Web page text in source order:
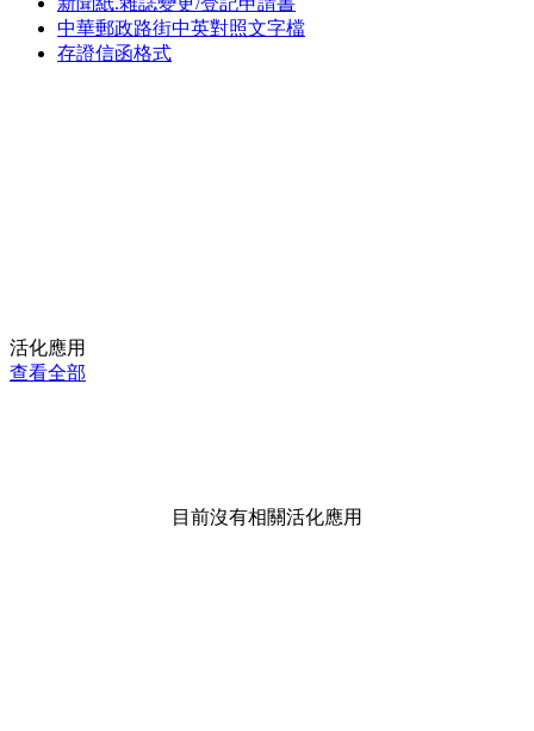
中華郵政路街中英對照文字檔
存證信函格式
活化應用
查看全部
目前沒有相關活化應用